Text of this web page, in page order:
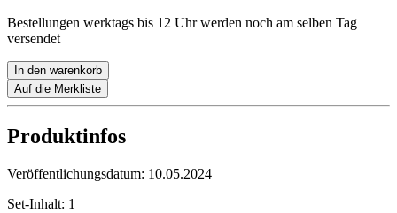
Bestellungen werktags bis 12 Uhr werden noch am selben Tag
versendet
In den warenkorb
Auf die Merkliste
Produktinfos
Veröffentlichungsdatum: 10.05.2024
Set-Inhalt: 1